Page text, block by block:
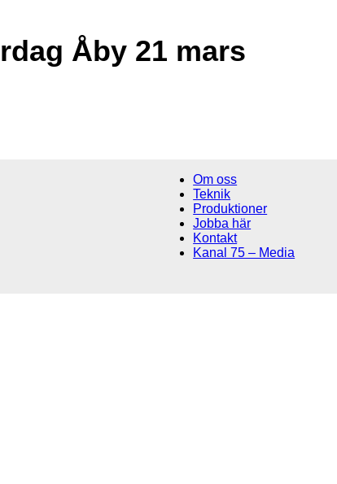
Åby 21 mars
Om oss
Teknik
Produktioner
Jobba här
Kontakt
Kanal 75 – Media